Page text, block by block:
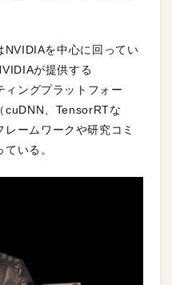
NVIDIAを中心に回ってい
が提供する
ィングプラットフォー
cuDNN、TensorRTな
ームワークや研究コミ
いる。